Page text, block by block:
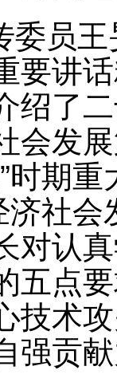
委员
要讲
绍了
会发
时期
济社
对认
五点
技术
强贡